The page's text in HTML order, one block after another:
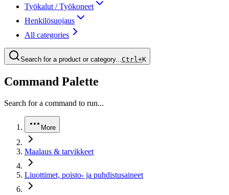
Työkalut / Työkoneet
Henkilösuojaus
All categories
Search for a product or category...Ctrl+K
Command Palette
Search for a command to run...
More
Maalaus & tarvikkeet
Liuottimet, poisto- ja puhdistusaineet